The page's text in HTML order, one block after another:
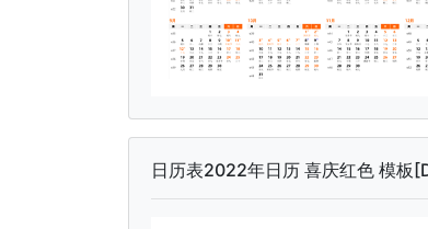
日历表2022年日历 喜庆红色 模板